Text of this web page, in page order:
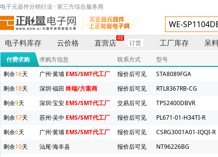
电子元器件分销行业 · 第三方综合服务商
电子料库存 云价格 直营店
48
订货 工厂库存 呆
付费求购 求购方信息 联系方式
型号
剩余16天 广州·黄埔 EMS/SMT代工厂 报价后可见
STA8089FGA
剩余18天 深圳·福田 终端/方案商 报价后可见
RTL8367RB-CG
剩余9天 深圳·宝安 EMS/SMT代工厂 交易后可见
TPS2400DBVR
剩余17天 苏州·吴中 EMS/SMT代工厂 报价后可见
PL671-01-H34TI-R
剩余6天 广州·黄埔 EMS/SMT代工厂 报价后可见
CSRG3001A01-IQQI-R
剩余10天 汕尾·海丰县 报价后可见
NT96226BG